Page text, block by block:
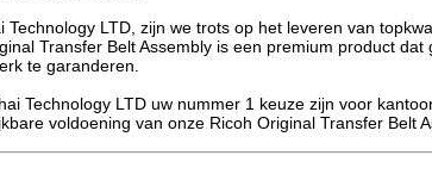
Technology LTD, zijn we trots op het leveren van
Transfer Belt Assembly is een premium product
te garanderen.
Technology LTD uw nummer 1 keuze zijn voor
voldoening van onze Ricoh Original Transfer Belt